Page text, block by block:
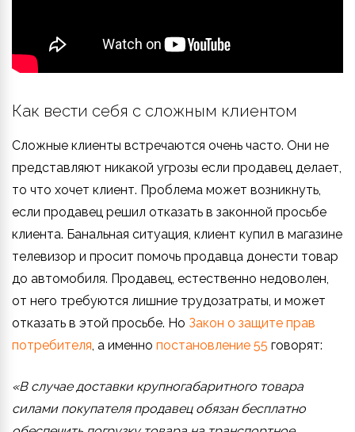
Как вести себя с сложным клиентом
Сложные клиенты встречаются очень часто. Они не
представляют никакой угрозы если продавец делает,
то что хочет клиент. Проблема может возникнуть,
если продавец решил отказать в законной просьбе
клиента. Банальная ситуация, клиент купил в магазине
телевизор и просит помочь продавца донести товар
до автомобиля. Продавец, естественно недоволен,
от него требуются лишние трудозатраты, и может
отказать в этой просьбе. Но Закон о защите прав
потребителя, а именно постановление 55 говорят:
«В случае доставки крупногабаритного товара
силами покупателя продавец обязан бесплатно